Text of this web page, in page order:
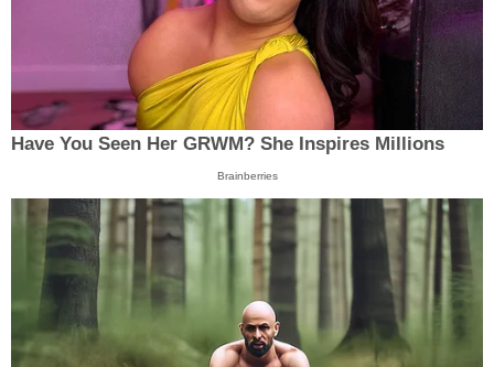
Have You Seen Her GRWM? She Inspires Millions
Brainberries